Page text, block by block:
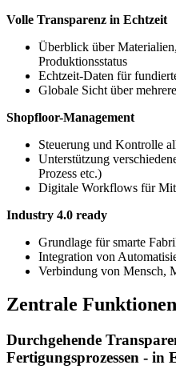
Volle Transparenz in Echtzeit
Überblick über
Produktionsstatus
Echtzeit-Daten für
Globale Sicht über
Shopfloor-Management
Steuerung und Kontrolle
Unterstützung
Prozess etc.)
Digitale Workflows für
Industry 4.0 ready
Grundlage für smarte
Integration von
Verbindung von Mensch,
Zentrale
Durchgehende
Fertigungsprozessen - in